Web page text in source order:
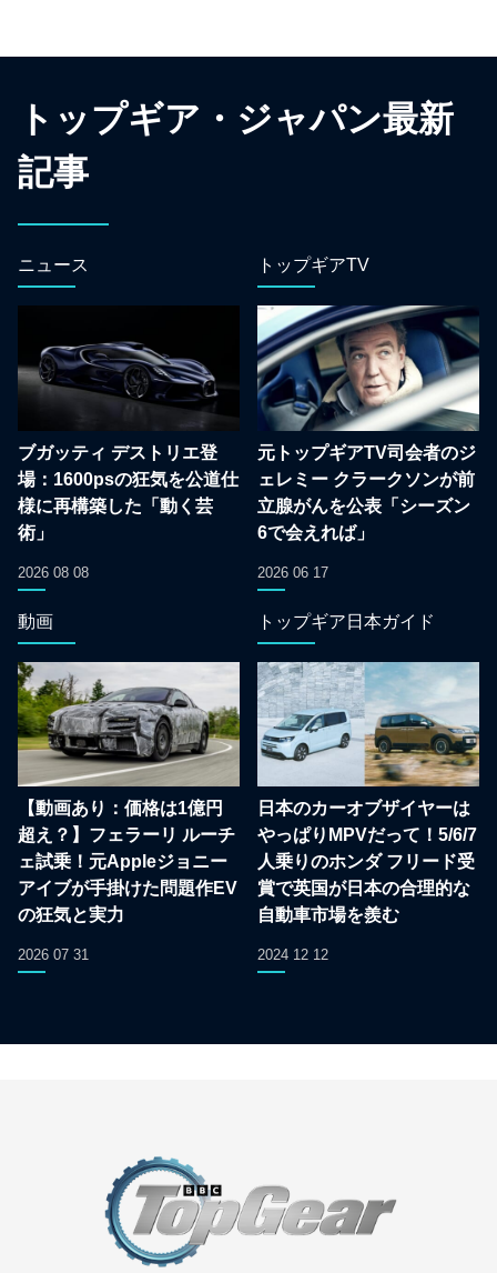
トップギア・ジャパン最新
記事
ニュース
ブガッティ デストリエ登
場：1600psの狂気を公道仕
様に再構築した「動く芸
術」
2026 08 08
トップギアTV
元トップギアTV司会者のジ
ェレミー クラークソンが前
立腺がんを公表「シーズン
6で会えれば」
2026 06 17
動画
【動画あり：価格は1億円
超え？】フェラーリ ルーチ
ェ試乗！元Appleジョニー
アイブが手掛けた問題作EV
の狂気と実力
2026 07 31
トップギア日本ガイド
日本のカーオブザイヤーは
やっぱりMPVだって！5/6/7
人乗りのホンダ フリード受
賞で英国が日本の合理的な
自動車市場を羨む
2024 12 12